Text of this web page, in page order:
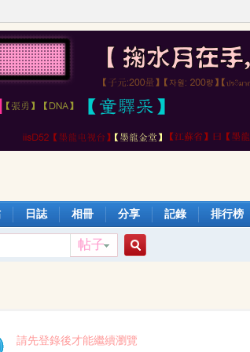
日誌 相冊 分享 記錄 排行榜
帖子
索
請先登錄後才能繼續瀏覽